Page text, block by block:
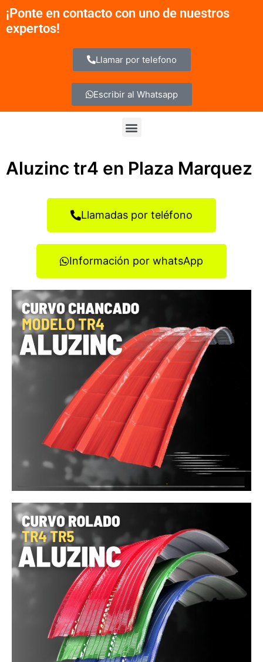
contenido
¡Ponte en contacto con uno de nuestros
expertos!
Llamar por telefono
Escribir al Whatsapp
Menu
Aluzinc tr4 en Plaza Marquez
Llamadas por teléfono
Información por whatsApp